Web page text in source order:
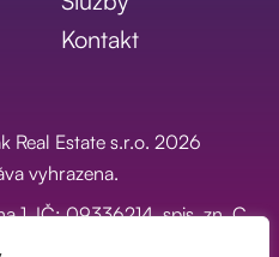
Kontakt
Real Estate s.r.o. 2026
vyhrazena.
1, IČ: 09336214, spis. zn. C
soudu v Praze